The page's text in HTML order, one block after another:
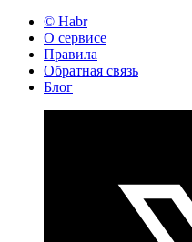
© Habr
О сервисе
Правила
Обратная связь
Блог